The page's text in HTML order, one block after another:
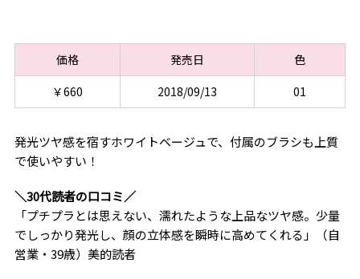
価格 発売日
色
￥660
2018/09/13 01
発光ツヤ感を宿すホワイトベージュで、付属のブラシも上質
で使いやすい！
＼30代読者の口コミ／
「プチプラとは思えない、濡れたような上品なツヤ感。少量
でしっかり発光し、顔の立体感を瞬時に高めてくれる」（自
営業・39歳）美的読者